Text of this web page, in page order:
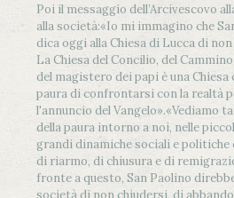
Poi il messaggio dell’Arcivescovo
alla società:«Io mi immagino che
dica oggi alla Chiesa di Lucca di
La Chiesa del Concilio, del
del magistero dei papi è una Chiesa
paura di confrontarsi con la realtà
l'annuncio del Vangelo».«Vediamo
della paura intorno a noi, nelle
grandi dinamiche sociali e politiche
di riarmo, di chiusura e di
fronte a questo, San Paolino
società di non chiudersi, di